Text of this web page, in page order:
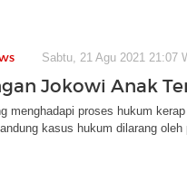
Sabtu, 21 Agu 2021 21:07
Jokowi Anak
menghadapi proses hukum
kasus hukum dilarang oleh